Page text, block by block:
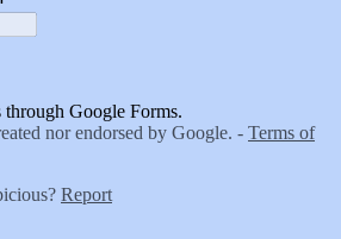
Google Forms.
nor endorsed by Google. - Terms of
Report